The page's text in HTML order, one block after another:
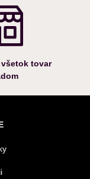
tovar